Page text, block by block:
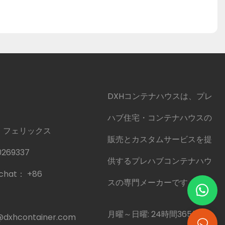
ェリックス
： +86
DXHコンテナハウスは、プレ
ハブ住宅・コンテナハウスの
販売とカスタムサービスを提
供するプレハブコンテナハウ
スの専門メーカーです。
月曜～日曜: 24時間365日カ